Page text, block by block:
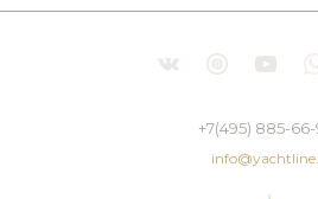
+7(495) 885-